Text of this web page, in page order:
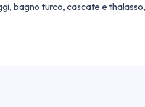
bagno turco, cascate e